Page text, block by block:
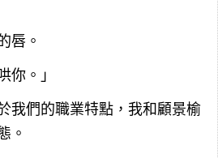
唇。
你。」
我們的職業特點，我和顧景榆
。